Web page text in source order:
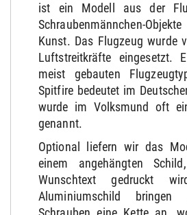
ist ein Modell aus der
Schraubenmännchen-
Kunst. Das Flugzeug wurde
Luftstreitkräfte eingesetzt.
meist gebauten
Spitfire bedeutet im
wurde im Volksmund oft
genannt.
Optional liefern wir das
einem angehängten
Wunschtext gedruckt
Aluminiumschild